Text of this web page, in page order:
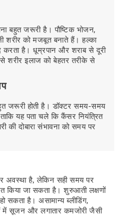
बहुत जरूरी है। पौष्टिक भोजन,
शरीर को मजबूत बनाते हैं। हल्का
करता है। धूम्रपान और शराब से दूरी
शरीर इलाज को बेहतर तरीके से
जरूरी होती है। डॉक्टर समय-समय
यह पता चले कि कैंसर नियंत्रित
की दोबारा संभावना को समय पर
अवस्था है, लेकिन सही समय पर
किया जा सकता है। शुरुआती लक्षणों
है। असामान्य ब्लीडिंग,
में सूजन और लगातार कमजोरी जैसी